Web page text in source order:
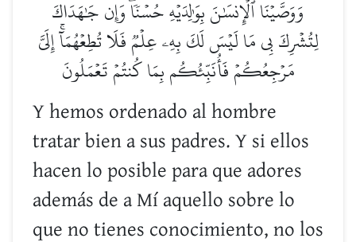
وَوَصَّيۡنَا ٱلۡإِنسَٰنَ بِوَٰلِدَيۡهِ حُسۡنٗاۖ وَإِن جَٰهَدَاكَ
لِتُشۡرِكَ بِي مَا لَيۡسَ لَكَ بِهِۦ عِلۡمٞ فَلَا تُطِعۡهُمَآۚ إِلَيَّ
مَرۡجِعُكُمۡ فَأُنَبِّئُكُم بِمَا كُنتُمۡ تَعۡمَلُونَ
Y hemos ordenado al hombre
tratar bien a sus padres. Y si ellos
hacen lo posible para que adores
además de a Mí aquello sobre lo
que no tienes conocimiento, no los